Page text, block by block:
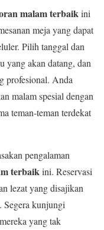
malam terbaik ini
meja yang dapat
Pilih tanggal dan
yang akan datang, dan
profesional. Anda
malam spesial dengan
teman-teman terdekat
pengalaman
terbaik ini. Reservasi
lezat yang disajikan
Segera kunjungi
yang tak